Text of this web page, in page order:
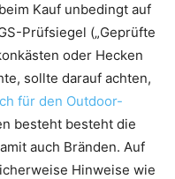
Kauf unbedingt auf
Prüfsiegel („Geprüfte
oder Hecken
sollte darauf achten,
für den Outdoor-
besteht besteht die
auch Bränden. Auf
Hinweise wie